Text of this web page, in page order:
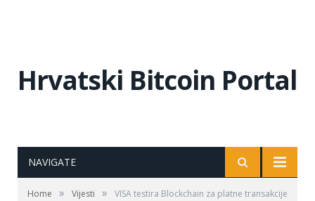
Hrvatski Bitcoin Portal
NAVIGATE
Home » Vijesti » VISA testira Blockchain za platne transakcije